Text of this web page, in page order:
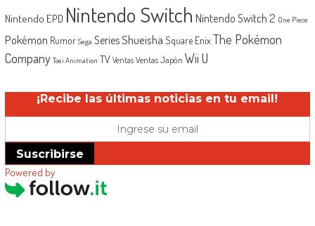
Nintendo EPD Nintendo Switch Nintendo Switch 2 One Piece
Pokémon Rumor Sega SeriesShueisha Square EnixThe Pokémon
Company Toei Animation TV Ventas Ventas Japón Wii U
¡Recibe las últimas noticias en tu email!
Suscribirse
Powered by